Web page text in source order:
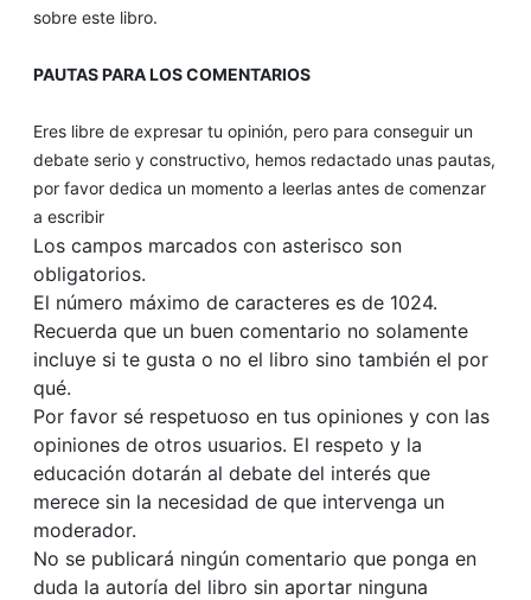
sobre este libro.
PAUTAS PARA LOS COMENTARIOS
Eres libre de expresar tu opinión, pero para conseguir un
debate serio y constructivo, hemos redactado unas pautas,
por favor dedica un momento a leerlas antes de comenzar
a escribir
Los campos marcados con asterisco son
obligatorios.
El número máximo de caracteres es de 1024.
Recuerda que un buen comentario no solamente
incluye si te gusta o no el libro sino también el por
qué.
Por favor sé respetuoso en tus opiniones y con las
opiniones de otros usuarios. El respeto y la
educación dotarán al debate del interés que
merece sin la necesidad de que intervenga un
moderador.
No se publicará ningún comentario que ponga en
duda la autoría del libro sin aportar ninguna